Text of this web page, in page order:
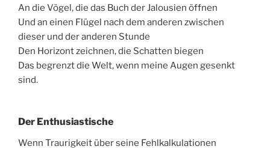
An die Vögel, die das Buch der Jalousien öffnen
Und an einen Flügel nach dem anderen zwischen
dieser und der anderen Stunde
Den Horizont zeichnen, die Schatten biegen
Das begrenzt die Welt, wenn meine Augen gesenkt
sind.
Der Enthusiastische
Wenn Traurigkeit über seine Fehlkalkulationen